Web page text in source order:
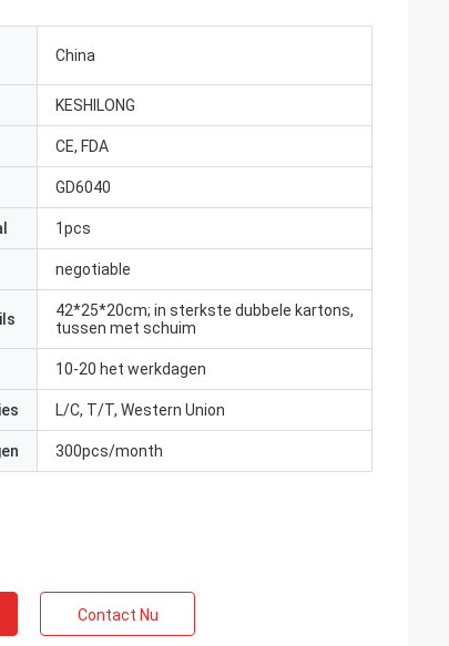
China
KESHILONG
CE, FDA
GD6040
1pcs
negotiable
42*25*20cm; in sterkste dubbele kartons,
tussen met schuim
10-20 het werkdagen
L/C, T/T, Western Union
300pcs/month
Contact Nu